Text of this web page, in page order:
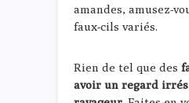
amandes, amusez-
faux-cils variés.
Rien de tel que des
avoir un regard